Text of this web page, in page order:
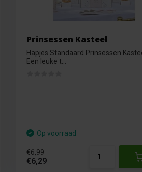
Prinsessen Kasteel
Hapjes Standaard Prinsessen
Een leuke t...
Op voorraad
€6,99
€6,29